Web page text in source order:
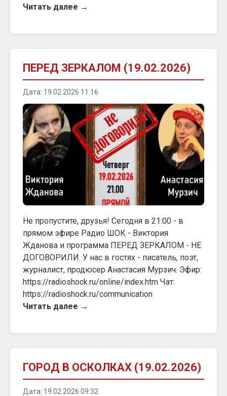
Читать далее →
ПЕРЕД ЗЕРКАЛОМ (19.02.2026)
Дата: 19.02.2026 11:16
Не пропустите, друзья! Сегодня в 21:00 - в
прямом эфире Радио ШОК - Виктория
Жданова и программа ПЕРЕД ЗЕРКАЛОМ - НЕ
ДОГОВОРИЛИ. У нас в гостях - писатель, поэт,
журналист, продюсер Анастасия Мурзич. Эфир:
https://radioshock.ru/online/index.htm Чат:
https://radioshock.ru/communication
Читать далее →
ГОРОД В ОСКОЛКАХ (19.02.2026)
Дата: 19.02.2026 09:32